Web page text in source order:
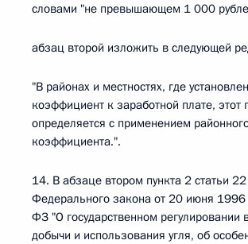
словами "не превышающем 1 000
абзац второй изложить в следующей
"В районах и местностях, где
коэффициент к заработной плате, этот
определяется с применением
коэффициента.".
14. В абзаце втором пункта 2 статьи 22
Федерального закона от 20 июня
ФЗ "О государственном регулировании
добычи и использования угля, об